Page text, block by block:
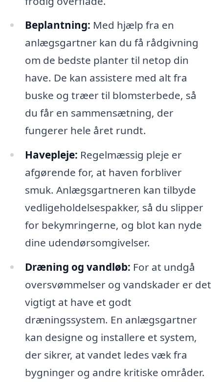
Beplantning: Med hjælp fra en
anlægsgartner kan du få rådgivning
om de bedste planter til netop din
have. De kan assistere med alt fra
buske og træer til blomsterbede, så
du får en sammensætning, der
fungerer hele året rundt.
Havepleje: Regelmæssig pleje er
afgørende for, at haven forbliver
smuk. Anlægsgartneren kan tilbyde
vedligeholdelsespakker, så du slipper
for bekymringerne, og blot kan nyde
dine udendørsomgivelser.
Dræning og vandløb: For at undgå
oversvømmelser og vandskader er det
vigtigt at have et godt
dræningssystem. En anlægsgartner
kan designe og installere et system,
der sikrer, at vandet ledes væk fra
bygninger og andre kritiske områder.